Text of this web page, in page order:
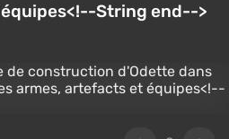
String end-->